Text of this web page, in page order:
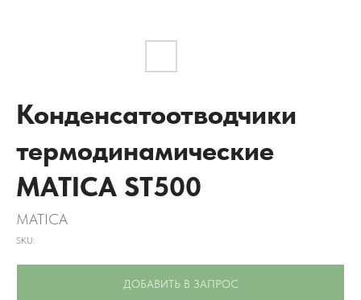
Конденсатоотводчики
термодинамические
MATICA ST500
MATICA
SKU:
ДОБАВИТЬ В ЗАПРОС